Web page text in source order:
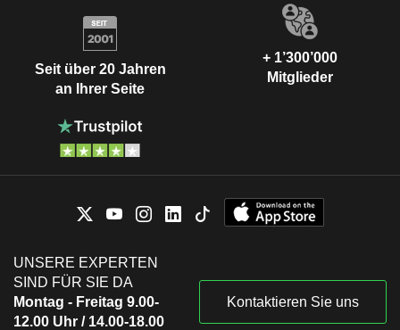
Seit über 20 Jahren
an Ihrer Seite
+ 1’300’000
Mitglieder
UNSERE EXPERTEN
SIND FÜR SIE DA
Montag - Freitag 9.00-
12.00 Uhr / 14.00-18.00
Kontaktieren Sie uns